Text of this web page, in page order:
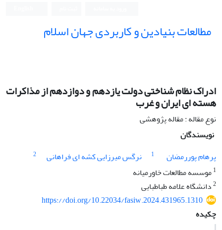
مطالعات بنیادین و کاربردی جهان اسلام
ادراک نظام شناختی دولت یازدهم و دوازدهم از مذاکرات
هسته ای ایران و غرب
نوع مقاله : مقاله پژوهشی
نویسندگان
پرهام پوررمضان
1 نرگس میرزایی کشه ای فراهانی
2
1موسسه مطالعات خاورمیانه
2دانشگاه علامه طباطبایی
https://doi.org/10.22034/fasiw.2024.431965.1310
چکیده